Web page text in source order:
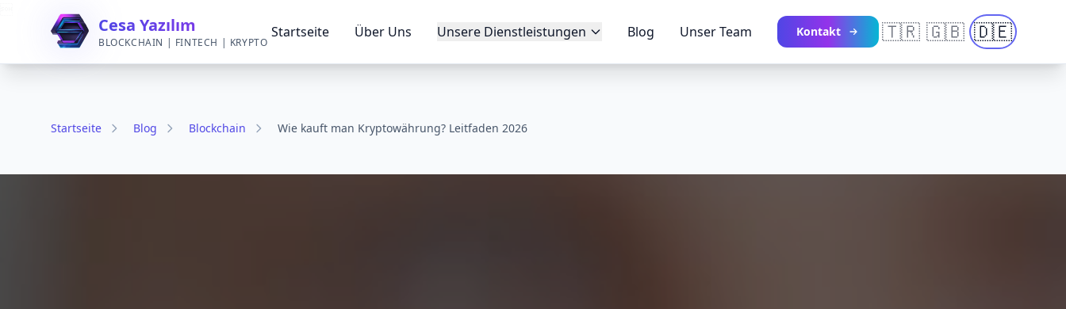
Cesa Yazılım
BLOCKCHAIN | FINTECH | KRYPTO
Startseite Über Uns Unsere Dienstleistungen Blog Unser Team Kontakt 🇹🇷 🇬🇧 🇩🇪
Startseite Blog Blockchain Wie kauft man Kryptowährung? Leitfaden 2026